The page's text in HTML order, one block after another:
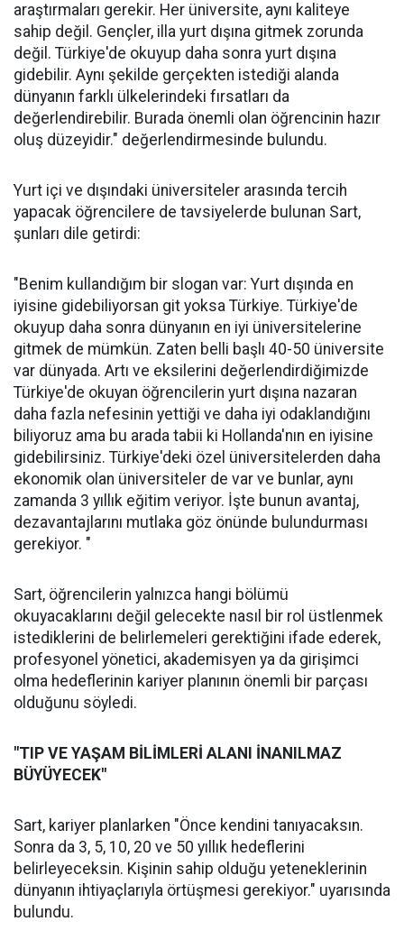
araştırmaları gerekir. Her üniversite, aynı kaliteye
sahip değil. Gençler, illa yurt dışına gitmek zorunda
değil. Türkiye'de okuyup daha sonra yurt dışına
gidebilir. Aynı şekilde gerçekten istediği alanda
dünyanın farklı ülkelerindeki fırsatları da
değerlendirebilir. Burada önemli olan öğrencinin hazır
oluş düzeyidir." değerlendirmesinde bulundu.
Yurt içi ve dışındaki üniversiteler arasında tercih
yapacak öğrencilere de tavsiyelerde bulunan Sart,
şunları dile getirdi:
"Benim kullandığım bir slogan var: Yurt dışında en
iyisine gidebiliyorsan git yoksa Türkiye. Türkiye'de
okuyup daha sonra dünyanın en iyi üniversitelerine
gitmek de mümkün. Zaten belli başlı 40-50 üniversite
var dünyada. Artı ve eksilerini değerlendirdiğimizde
Türkiye'de okuyan öğrencilerin yurt dışına nazaran
daha fazla nefesinin yettiği ve daha iyi odaklandığını
biliyoruz ama bu arada tabii ki Hollanda'nın en iyisine
gidebilirsiniz. Türkiye'deki özel üniversitelerden daha
ekonomik olan üniversiteler de var ve bunlar, aynı
zamanda 3 yıllık eğitim veriyor. İşte bunun avantaj,
dezavantajlarını mutlaka göz önünde bulundurması
gerekiyor. "
Sart, öğrencilerin yalnızca hangi bölümü
okuyacaklarını değil gelecekte nasıl bir rol üstlenmek
istediklerini de belirlemeleri gerektiğini ifade ederek,
profesyonel yönetici, akademisyen ya da girişimci
olma hedeflerinin kariyer planının önemli bir parçası
olduğunu söyledi.
"TIP VE YAŞAM BİLİMLERİ ALANI İNANILMAZ
BÜYÜYECEK"
Sart, kariyer planlarken "Önce kendini tanıyacaksın.
Sonra da 3, 5, 10, 20 ve 50 yıllık hedeflerini
belirleyeceksin. Kişinin sahip olduğu yeteneklerinin
dünyanın ihtiyaçlarıyla örtüşmesi gerekiyor." uyarısında
bulundu.